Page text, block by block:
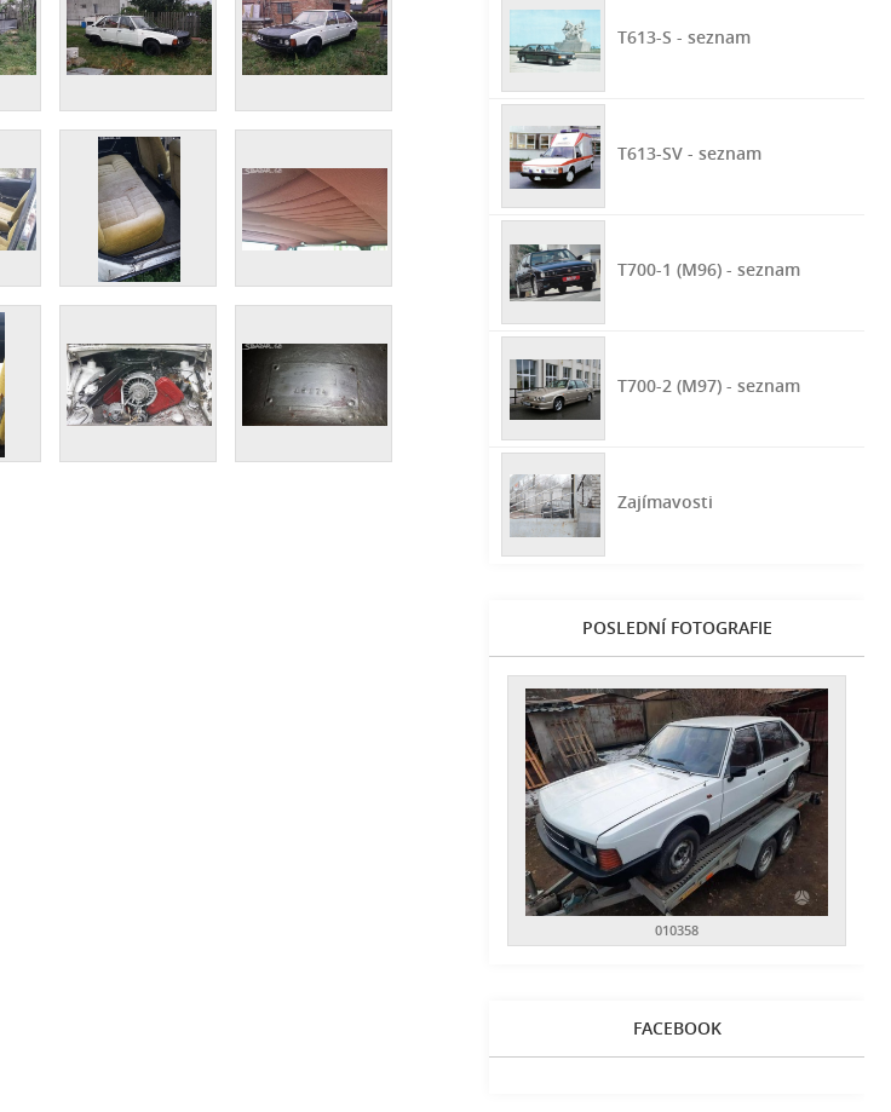
T613-S - seznam
T613-SV - seznam
T700-1 (M96) - seznam
T700-2 (M97) - seznam
Zajímavosti
POSLEDNÍ FOTOGRAFIE
010358
FACEBOOK